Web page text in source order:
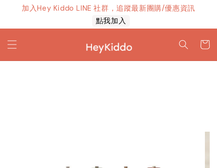
加入Hey Kiddo LINE 社群，追蹤最新團購/優惠資訊
點我加入